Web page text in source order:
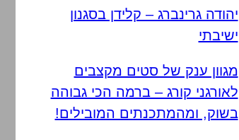
יהודה גרינברג – קלידן בסגנון
ישיבתי
מגוון ענק של סטים מקצבים
לאורגני קורג – ברמה הכי גבוהה
בשוק, ומהמתכנתים המובילים!